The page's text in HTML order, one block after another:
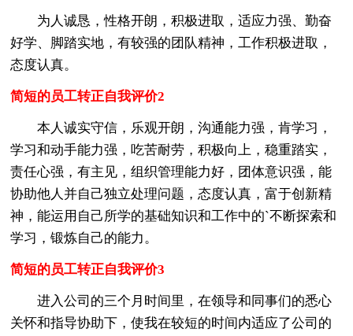
为人诚恳，性格开朗，积极进取，适应力强、勤奋
好学、脚踏实地，有较强的团队精神，工作积极进取，
态度认真。
简短的员工转正自我评价2
本人诚实守信，乐观开朗，沟通能力强，肯学习，
学习和动手能力强，吃苦耐劳，积极向上，稳重踏实，
责任心强，有主见，组织管理能力好，团体意识强，能
协助他人并自己独立处理问题，态度认真，富于创新精
神，能运用自己所学的基础知识和工作中的`不断探索和
学习，锻炼自己的能力。
简短的员工转正自我评价3
进入公司的三个月时间里，在领导和同事们的悉心
关怀和指导协助下，使我在较短的时间内适应了公司的